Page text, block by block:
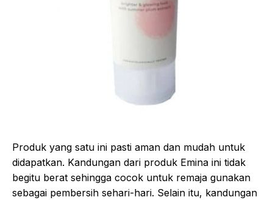
Produk yang satu ini pasti aman dan mudah untuk
didapatkan. Kandungan dari produk Emina ini tidak
begitu berat sehingga cocok untuk remaja gunakan
sebagai pembersih sehari-hari. Selain itu, kandungan